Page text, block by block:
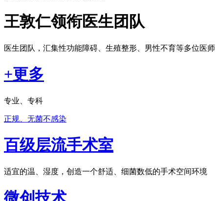
王敦仁领衔医生团队
医生团队，汇集性功能障碍、生殖整形、男性不育等多位医师
+更多
专业、专科
正规、无菌不感染
百级层流手术室
适宜的温、湿度，创造一个舒适、细菌数低的手术空间环境